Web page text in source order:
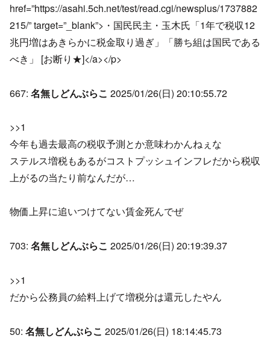
href=”https://asahi.5ch.net/test/read.cgi/newsplus/1737882
215/” target=”_blank”>・国民民主・玉木氏「1年で税収12
兆円増はあきらかに税金取り過ぎ」「勝ち組は国民である
べき」 [お断り★]</a></p>
667: 名無しどんぶらこ 2025/01/26(日) 20:10:55.72
>>1
今年も過去最高の税収予測とか意味わかんねぇな
ステルス増税もあるがコストプッシュインフレだから税収
上がるの当たり前なんだが…
物価上昇に追いつけてない賃金死んでぜ
703: 名無しどんぶらこ 2025/01/26(日) 20:19:39.37
>>1
だから公務員の給料上げて増税分は還元したやん
50: 名無しどんぶらこ 2025/01/26(日) 18:14:45.73